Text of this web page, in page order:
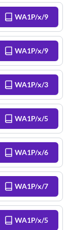
WA1P/x/9
WA1P/x/9
WA1P/x/3
WA1P/x/5
WA1P/x/6
WA1P/x/7
WA1P/x/5